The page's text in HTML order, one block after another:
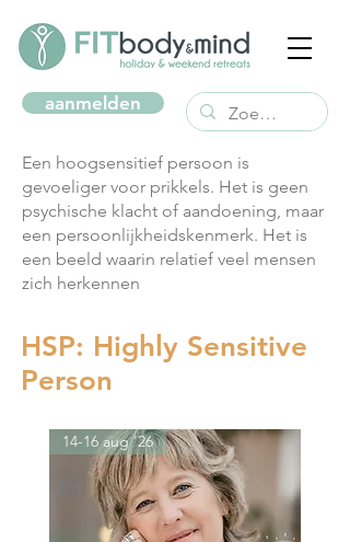
aanmelden
Een hoogsensitief persoon is
gevoeliger voor prikkels. Het is geen
psychische klacht of aandoening, maar
een persoonlijkheidskenmerk. Het is
een beeld waarin relatief veel mensen
zich herkennen
HSP: Highly Sensitive
Person
14-16 aug '26